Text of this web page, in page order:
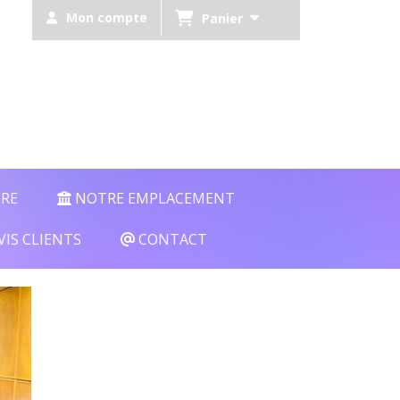
Mon compte Panier
NOTRE EMPLACEMENT
CLIENTS CONTACT